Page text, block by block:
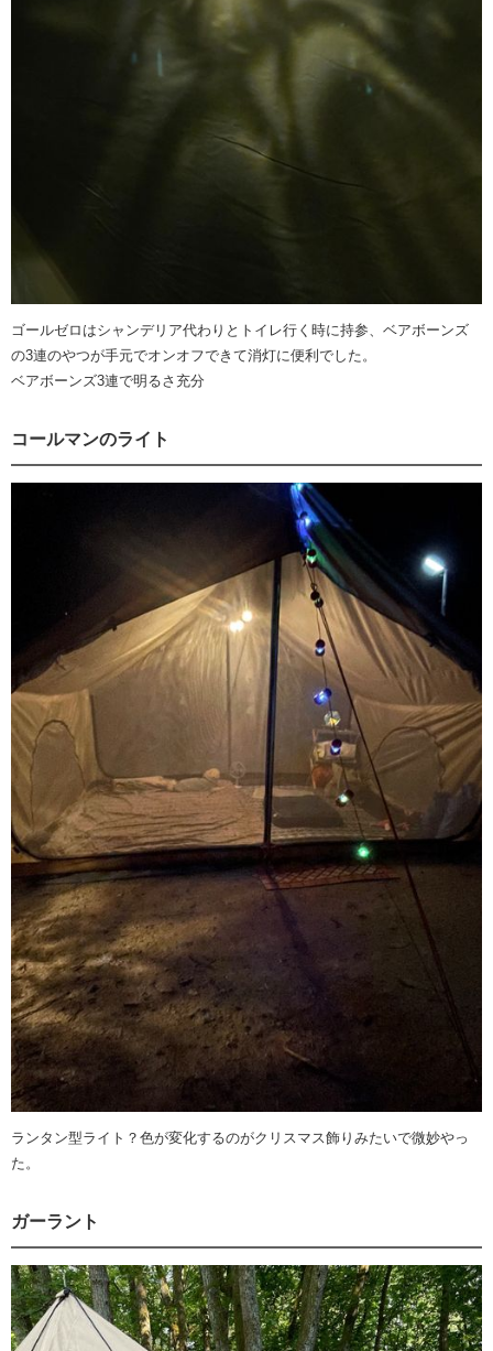
ゴールゼロはシャンデリア代わりとトイレ行く時に持参、ベアボーンズ
の3連のやつが手元でオンオフできて消灯に便利でした。
ベアボーンズ3連で明るさ充分
コールマンのライト
ランタン型ライト？色が変化するのがクリスマス飾りみたいで微妙やっ
た。
ガーラント